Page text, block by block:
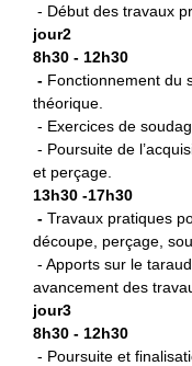
- Début des travaux
jour2
8h30 - 12h30
- Fonctionnement du
théorique.
- Exercices de
- Poursuite de
et perçage.
13h30 -17h30
- Travaux pratiques
découpe, perçage,
- Apports sur le
avancement des
jour3
8h30 - 12h30
- Poursuite et